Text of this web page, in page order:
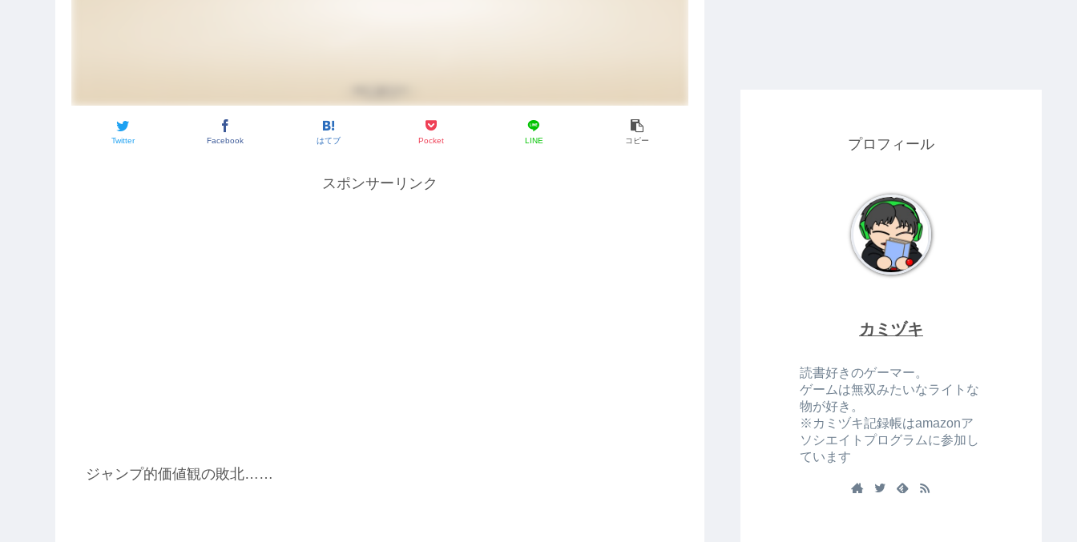
Twitter Facebook はてブ Pocket LINE コピー
スポンサーリンク
ジャンプ的価値観の敗北……
プロフィール
カミヅキ
読書好きのゲーマー。
ゲームは無双みたいなライトな
物が好き。
※カミヅキ記録帳はamazonア
ソシエイトプログラムに参加し
ています